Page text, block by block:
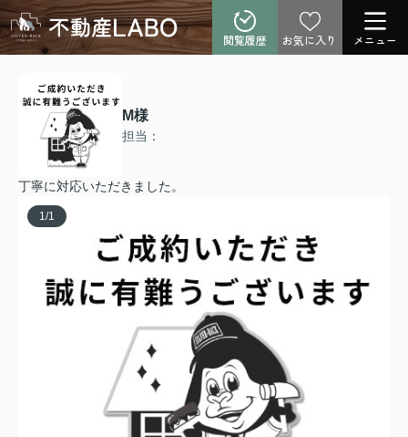
閲覧履歴 お気に入り メニュー
M様
担当：
丁寧に対応いただきました。
1 /1